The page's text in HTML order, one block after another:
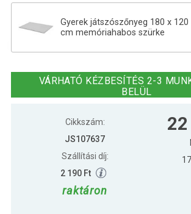
Gyerek játszószőnyeg 180 x 120
cm memóriahabos szürke
memóriahabos bézs
VÁRHATÓ KÉZBESÍTÉS 2-3
BELÜL
Cikkszám:
JS107637
Szállítási díj:
2 190 Ft
raktáron